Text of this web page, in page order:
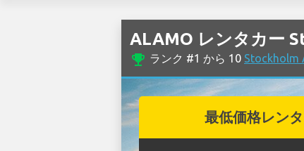
ALAMO レンタカー
emoji_events ランク #1 から 10 Stockholm
最低価格レン